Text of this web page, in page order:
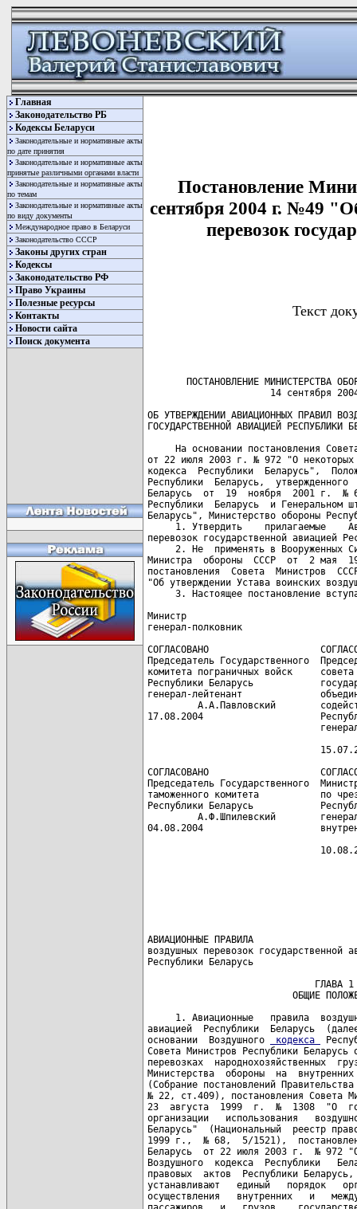
Главная
Законодательство РБ
Кодексы Беларуси
Законодательные и нормативные акты
по дате принятия
Законодательные и нормативные акты
принятые различными органами власти
Законодательные и нормативные акты
по темам
Законодательные и нормативные акты
по виду документы
Международное право в Беларуси
Законодательство СССР
Законы других стран
Кодексы
Законодательство РФ
Право Украины
Полезные ресурсы
Контакты
Новости сайта
Поиск документа
Постановление
сентября 2004 г. №49
перевозок
Текст
ПОСТАНОВЛЕНИЕ МИНИСТЕРСТВА
14 сентября
ОБ УТВЕРЖДЕНИИ АВИАЦИОННЫХ ПРАВИЛ
ГОСУДАРСТВЕННОЙ АВИАЦИЕЙ РЕСПУБЛИКИ
На основании постановления
от 22 июля 2003 г. № 972 "О некоторых
кодекса  Республики  Беларусь",
Республики  Беларусь,  утвержденного
Беларусь  от  19  ноября  2001 г.  №
Республики  Беларусь  и Генеральном
Беларусь", Министерство обороны
1. Утвердить    прилагаемые
перевозок государственной авиацией
2. Не  применять в Вооруженных
Министра  обороны  СССР  от  2 мая
постановления  Совета  Министров
"Об утверждении Устава воинских
3. Настоящее постановление
Министр
генерал-полковник
СОГЛАСОВАНО
Председатель Государственного
комитета пограничных войск     совета
Республики Беларусь
генерал-лейтенант
А.А.Павловский
17.08.2004
СОГЛАСОВАНО
Председатель Государственного
таможенного комитета           по
Республики Беларусь
А.Ф.Шпилевский
04.08.2004
АВИАЦИОННЫЕ ПРАВИЛА
воздушных перевозок государственной
Республики Беларусь
                              ГЛАВА 1
ОБЩИЕ
1. Авиационные   правила
авиацией  Республики  Беларусь
основании  Воздушного
кодекса Республики  Беларусь,  постановления
Совета Министров Республики Беларусь от 31 июля 1992  г.  №  471  "О
перевозках  народнохозяйственных  грузов  самолетами  и  вертолетами
Министерства  обороны  на  внутренних  и  международных  авиалиниях"
(Собрание постановлений Правительства Республики Беларусь,  1992 г.,
№ 22, ст.409), постановления Совета Министров Республики Беларусь от
23  августа  1999  г.  №  1308  "О  государственном  регулировании и
организации   использования   воздушного   пространства   Республики
Беларусь"  (Национальный  реестр правовых актов Республики Беларусь,
1999 г.,  № 68,  5/1521),  постановления Совета Министров Республики
Беларусь  от 22 июля 2003 г.  № 972 "О некоторых мерах по реализации
Воздушного  кодекса  Республики   Беларусь"   (Национальный   реестр
правовых  актов  Республики Беларусь,  2003 г.,  № 85,  5/12815),  и
устанавливают   единый   порядок   организации,    планирования    и
осуществления   внутренних   и   международных  воздушных  перевозок
пассажиров   и   грузов    государственными    воздушными    судами,
закрепленными  на  праве  оперативного  управления  за Министерством
обороны  Республики  Беларусь  (далее   -   Министерство   обороны),
Министерством по чрезвычайным ситуациям Республики Беларусь (далее -
МЧС),  Государственным  комитетом   пограничных   войск   Республики
Беларусь (далее - ГКПВ), республиканским государственно-общественным
объединением "Добровольное